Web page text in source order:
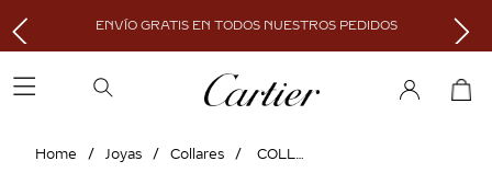
ENVÍO GRATIS EN TODOS NUESTROS PEDIDOS
Joyas Collares COLLAR JUSTE UN CLOU